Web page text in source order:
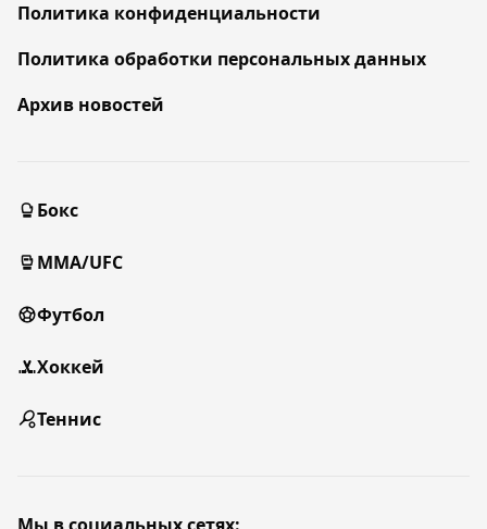
Политика конфиденциальности
Политика обработки персональных данных
Архив новостей
Бокс
MMA/UFC
Футбол
Хоккей
Теннис